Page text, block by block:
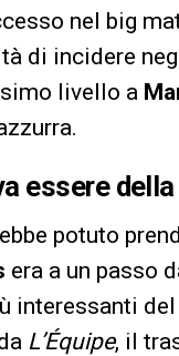
nel big
di incidere
livello a
essere
potuto
era a un passo
interessanti
L’Équipe, il